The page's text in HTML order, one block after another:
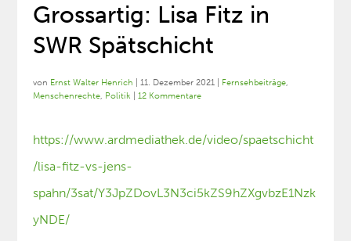
Grossartig: Lisa Fitz in
SWR Spätschicht
von Ernst Walter Henrich |11. Dezember 2021 Fernsehbeiträge,
Menschenrechte, Politik |12 Kommentare
https://www.ardmediathek.de/video/spaetschicht
/lisa-fitz-vs-jens-
spahn/3sat/Y3JpZDovL3N3ci5kZS9hZXgvbzE1Nzk
yNDE/